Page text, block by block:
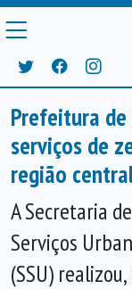
Prefeitura
serviços de
região
A Secretaria de
Serviços
(SSU) realizou,